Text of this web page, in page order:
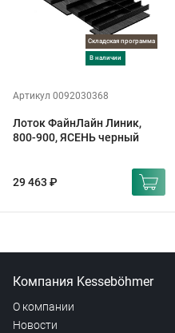
Складская программа
в наличии
Артикул 0092030368
Лоток ФайнЛайн Линик,
800-900, ЯСЕНЬ черный
29 463 ₽
Компания Kesseböhmer
О компании
Новости